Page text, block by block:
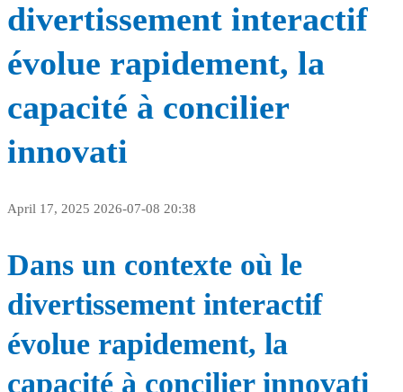
divertissement interactif
évolue rapidement, la
capacité à concilier
innovati
April 17, 2025 2026-07-08 20:38
Dans un contexte où le
divertissement interactif
évolue rapidement, la
capacité à concilier innovati